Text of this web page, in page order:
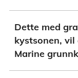
Dette med
kystsonen,
Marine